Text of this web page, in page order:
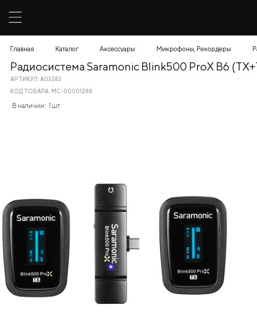
Главная Каталог Аксессуары Микрофоны, Рекордеры
Радиосистема Saramonic Blink500 ProX B6
АРТИКУЛ: A03283
КОД ТОВАРА: МС-00001288
В наличии: 1 шт.